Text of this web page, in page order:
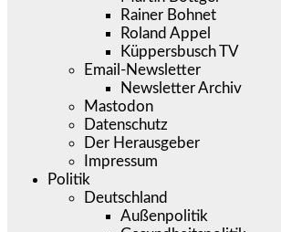
Rainer Bohnet
Roland Appel
Küppersbusch TV
Email-Newsletter
Newsletter Archiv
Mastodon
Datenschutz
Der Herausgeber
Impressum
Politik
Deutschland
Außenpolitik